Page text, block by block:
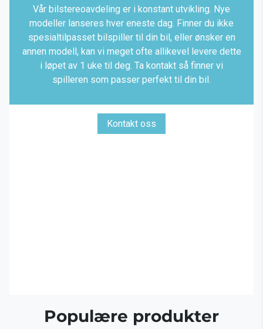
Vår bilstereoavdeling er i konstant utvikling. Nye
modeller lanseres hver eneste dag. Finner du ikke
spesialtilpasset bilspiller til din bil, eller ønsker en
annen modell, kan vi meget ofte allikevel levere dette
i løpet av 1 uke til deg. Ta kontakt så finner vi
spilleren som passer perfekt til din bil.
Kontakt oss
Populære produkter